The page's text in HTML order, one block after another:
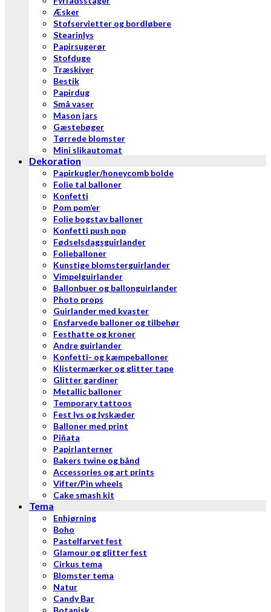
Æsker
Stofservietter og bordløbere
Stearinlys
Papirsugerør
Stofduge
Træskiver
Bestik
Papirdug
Små vaser
Mason jars
Gæstebøger
Tørrede blomster
Mini slikautomat
Dekoration
Papirkugler/honeycomb bolde
Folie tal balloner
Konfetti
Pom pom’er
Folie bogstav balloner
Konfetti push pop
Fødselsdagsguirlander
Folieballoner
Kunstige blomsterguirlander
Vimpelguirlander
Ballonbuer og ballonguirlander
Photo props
Guirlander med kvaster
Ensfarvede balloner og tilbehør
Festhatte og kroner
Andre guirlander
Konfetti- og kæmpeballoner
Klistermærker og glitter tape
Glitter gardiner
Metallic balloner
Temporary tattoos
Fest lys og lyskæder
Balloner med print
Piñata
Papirlanterner
Bakers twine og bånd
Accessories og art prints
Vifter/Pin wheels
Cake smash kit
Tema
Enhjørning
Boho
Pastelfarvet fest
Glamour og glitter fest
Cirkus tema
Blomster tema
Natur
Candy Bar